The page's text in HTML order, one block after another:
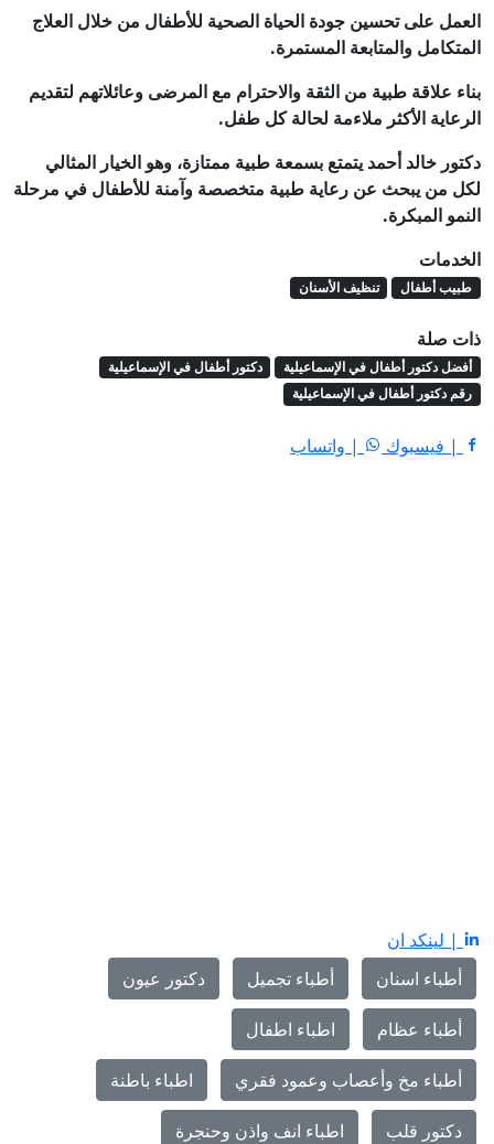
العمل على تحسين جودة الحياة الصحية للأطفال من خلال العلاج
المتكامل والمتابعة المستمرة.
بناء علاقة طبية من الثقة والاحترام مع المرضى وعائلاتهم لتقديم
الرعاية الأكثر ملاءمة لحالة كل طفل.
دكتور خالد أحمد يتمتع بسمعة طبية ممتازة، وهو الخيار المثالي
لكل من يبحث عن رعاية طبية متخصصة وآمنة للأطفال في مرحلة
النمو المبكرة.
الخدمات
طبيب أطفال تنظيف الأسنان
ذات صلة
أفضل دكتور أطفال في الإسماعيلية
دكتور أطفال في الإسماعيلية
رقم دكتور أطفال في الإسماعيلية
| فيسبوك | واتساب
| لينكد ان
أطباء اسنان
أطباء تجميل دكتور عيون
أطباء عظام اطباء اطفال
أطباء مخ وأعصاب وعمود فقري اطباء باطنة
دكتور قلب اطباء انف واذن وحنجرة